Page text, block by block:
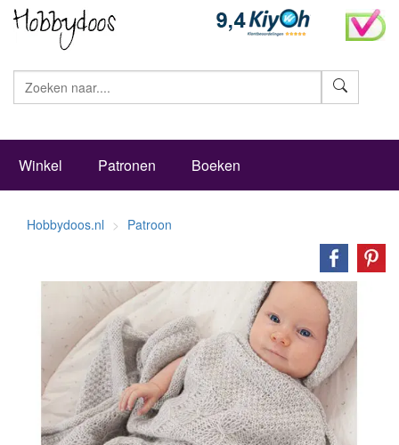
Winkel Patronen Boeken
Hobbydoos.nl Patroon